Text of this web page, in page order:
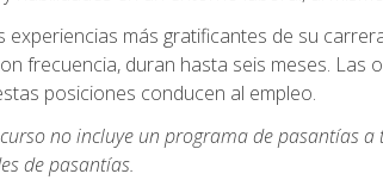
experiencias más gratificantes de su
frecuencia, duran hasta seis meses.
posiciones conducen al empleo.
no incluye un programa de pasantías
de pasantías.